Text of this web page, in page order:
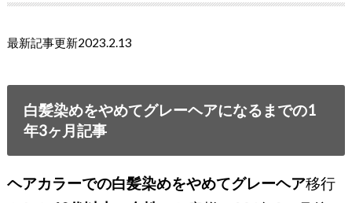
最新記事更新2023.2.13
白髪染めをやめてグレーヘアになるまでの1
年3ヶ月記事
ヘアカラーでの白髪染めをやめてグレーヘア移行